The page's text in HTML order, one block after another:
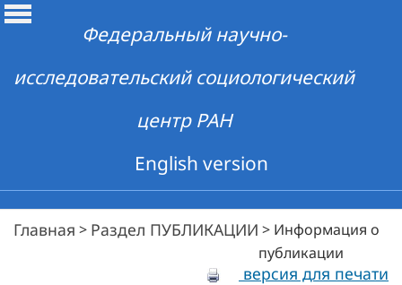
Федеральный научно-
исследовательский социологический
центр РАН
English version
Главная > Раздел ПУБЛИКАЦИИ > Информация о
публикации
версия для печати